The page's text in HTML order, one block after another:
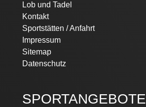
Lob und Tadel
Kontakt
Sportstätten / Anfahrt
Impressum
Sitemap
Datenschutz
SPORTANGEBOTE